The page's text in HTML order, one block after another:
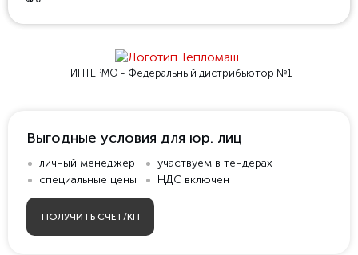
ИНТЕРМО - Федеральный дистрибьютор №1
Выгодные условия для юр. лиц
личный менеджер
специальные цены
участвуем в тендерах
НДС включен
ПОЛУЧИТЬ СЧЕТ/КП